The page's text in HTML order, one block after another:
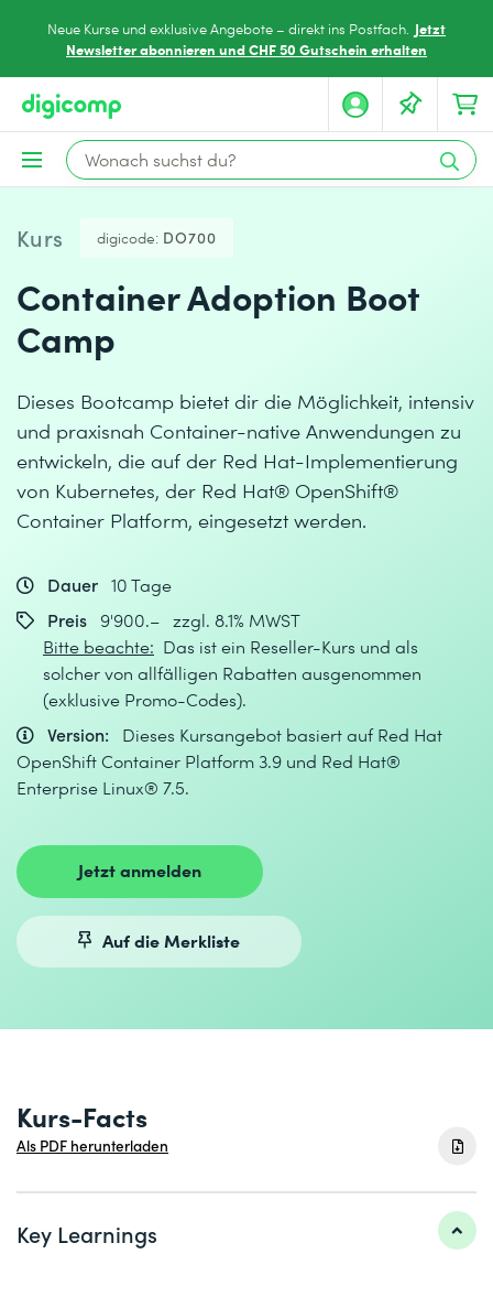
Neue Kurse und exklusive Angebote – direkt ins Postfach. Jetzt
Newsletter abonnieren und CHF 50 Gutschein erhalten
Kurs digicode: DO700
Container Adoption Boot
Camp
Dieses Bootcamp bietet dir die Möglichkeit, intensiv
und praxisnah Container-native Anwendungen zu
entwickeln, die auf der Red Hat-Implementierung
von Kubernetes, der Red Hat® OpenShift®
Container Platform, eingesetzt werden.
Dauer 10 Tage
Preis
9'900.– zzgl. 8.1% MWST
Bitte beachte: Das ist ein Reseller-Kurs und als
solcher von allfälligen Rabatten ausgenommen
(exklusive Promo-Codes).
Version:
Dieses Kursangebot basiert auf Red Hat
OpenShift Container Platform 3.9 und Red Hat®
Enterprise Linux® 7.5.
Jetzt anmelden
Auf die Merkliste
Kurs-Facts
Als PDF herunterladen
Key Learnings